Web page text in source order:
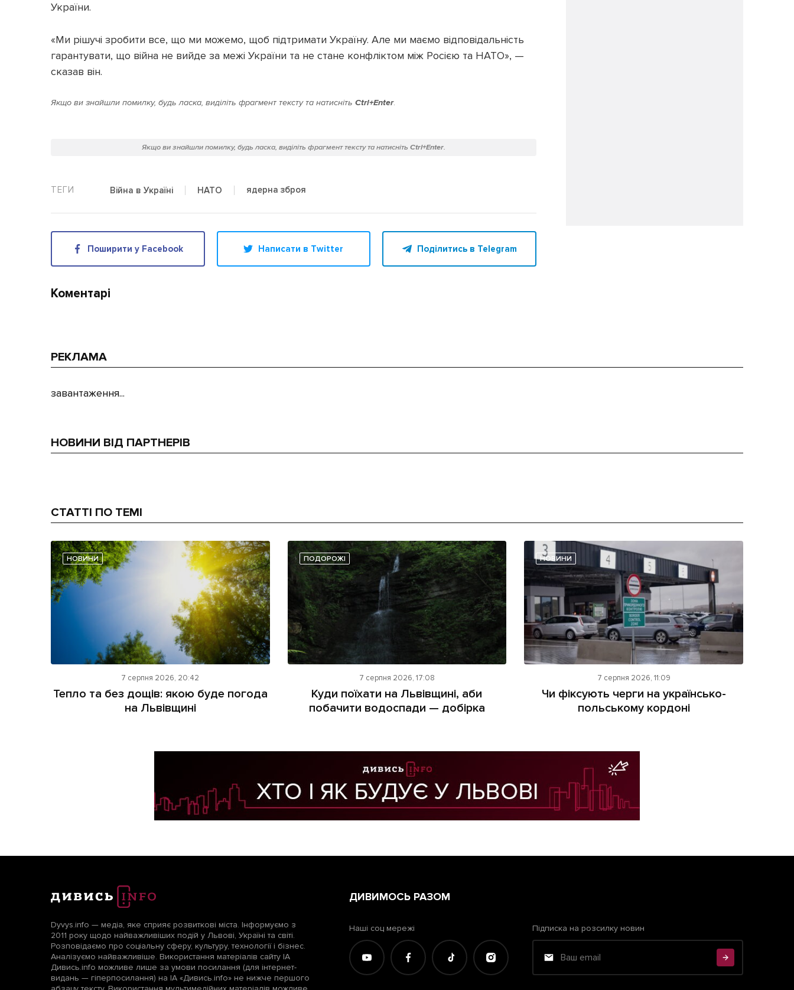
України.
«Ми рішучі зробити все, що ми можемо, щоб підтримати Україну. Але ми маємо відповідальність
гарантувати, що війна не вийде за межі України та не стане конфліктом між Росією та НАТО», —
сказав він.
Якщо ви знайшли помилку, будь ласка, виділіть фрагмент тексту та натисніть Ctrl+Enter.
Якщо ви знайшли помилку, будь ласка, виділіть фрагмент тексту та натисніть Ctrl+Enter.
Війна в Україні НАТО ядерна зброя
Поширити у Facebook Написати в Twitter Поділитись в Telegram
Коментарі
РЕКЛАМА
завантаження...
НОВИНИ ВІД ПАРТНЕРІВ
СТАТТІ ПО ТЕМІ
НОВИНИ
7 серпня 2026, 20:42
Тепло та без дощів: якою буде погода
на Львівщині
ПОДОРОЖІ
7 серпня 2026, 17:08
Куди поїхати на Львівщині, аби
побачити водоспади — добірка
НОВИНИ
7 серпня 2026, 11:09
Чи фіксують черги на українсько-
польському кордоні
Dyvys.info — медіа, яке сприяє розвиткові міста. Інформуємо з
2011 року щодо найважливіших подій у Львові, Україні та світі.
Розповідаємо про соціальну сферу, культуру, технології і бізнес.
Аналізуємо найважливіше. Використання матеріалів сайту ІА
Дивись.info можливе лише за умови посилання (для інтернет-
видань — гіперпосилання) на ІА «Дивись.info» не нижче першого
ДИВИМОСЬ РАЗОМ
Наші соц мережі Підписка на розсилку новин